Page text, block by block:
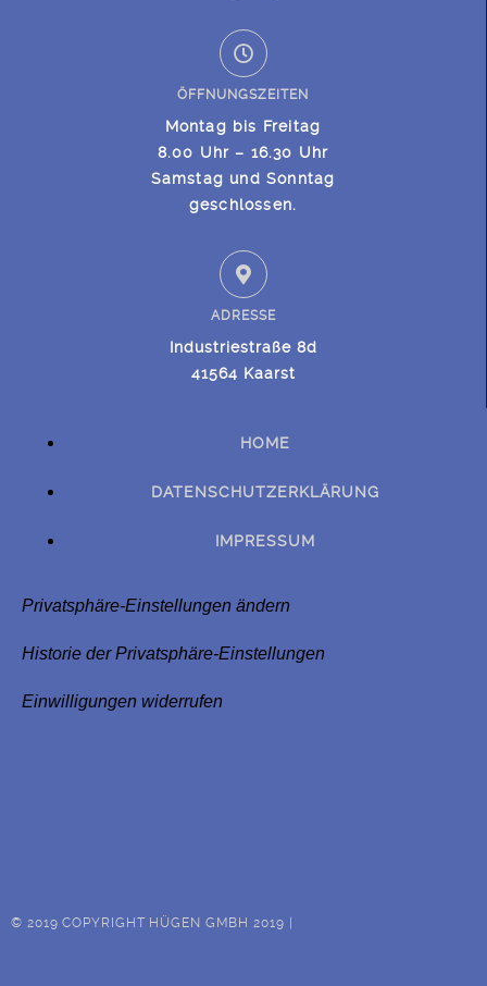
ÖFFNUNGSZEITEN
Montag bis Freitag
8.00 Uhr – 16.30 Uhr
Samstag und Sonntag
geschlossen.
ADRESSE
Industriestraße 8d
41564 Kaarst
HOME
DATENSCHUTZERKLÄRUNG
IMPRESSUM
Privatsphäre-Einstellungen ändern
Historie der Privatsphäre-Einstellungen
Einwilligungen widerrufen
© 2019 COPYRIGHT HÜGEN GMBH 2019 |